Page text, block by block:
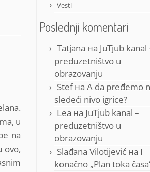
u
na
ovo,
Vesti
Poslednji komentari
Tatjana на JuTjub kanal
preduzetništvo u
obrazovanju
Stefна A da pređemo
sledeći nivo igrice?
Lea на JuTjub kanal –
preduzetništvo u
obrazovanju
Slađana Vilotijević на I
konačno „Plan toka